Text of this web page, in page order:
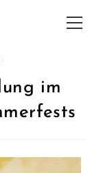
im